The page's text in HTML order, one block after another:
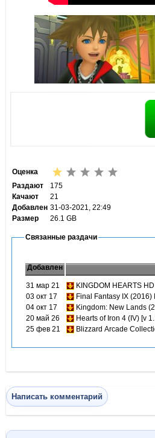
Оценка
Раздают
175
Качают
21
Добавлен 31-03-2021, 22:49
Размер
26.1 GB
Связанные раздачи
Добавлен
31 мар 21
KINGDOM HEARTS
03 окт 17
Final Fantasy IX
04 окт 17
Kingdom: New Lands
20 май 26
Hearts of Iron 4 (IV) [v
25 фев 21
Blizzard Arcade
Написать комментарий